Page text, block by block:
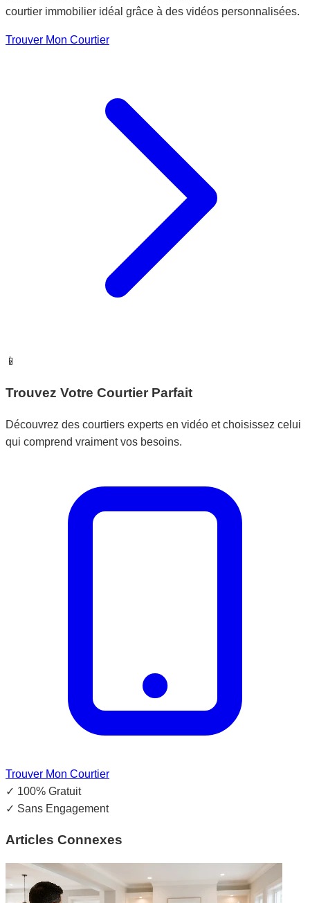
courtier immobilier idéal grâce à des vidéos personnalisées.
Trouver Mon Courtier
📱
Trouvez Votre Courtier Parfait
Découvrez des courtiers experts en vidéo et choisissez celui
qui comprend vraiment vos besoins.
Trouver Mon Courtier
✓ 100% Gratuit
✓ Sans Engagement
Articles Connexes